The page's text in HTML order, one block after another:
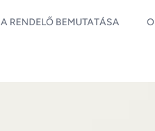
A RENDELŐ BEMUTATÁSA